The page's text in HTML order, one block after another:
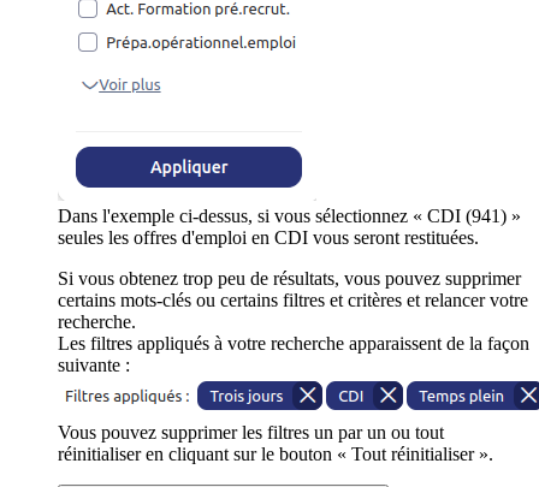
Dans l'exemple ci-dessus, si vous sélectionnez « CDI (941) »
seules les offres d'emploi en CDI vous seront restituées.
Si vous obtenez trop peu de résultats, vous pouvez supprimer
certains mots-clés ou certains filtres et critères et relancer votre
recherche.
Les filtres appliqués à votre recherche apparaissent de la façon
suivante :
Vous pouvez supprimer les filtres un par un ou tout
réinitialiser en cliquant sur le bouton « Tout réinitialiser ».